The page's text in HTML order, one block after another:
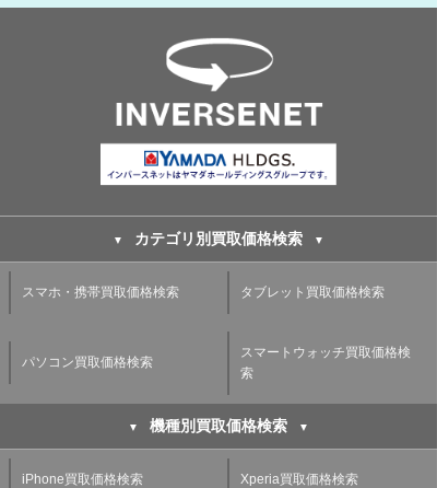
カテゴリ別買取価格検索
スマホ・携帯買取価格検索 タブレット買取価格検索
パソコン買取価格検索
スマートウォッチ買取価格検
索
機種別買取価格検索
iPhone買取価格検索 Xperia買取価格検索